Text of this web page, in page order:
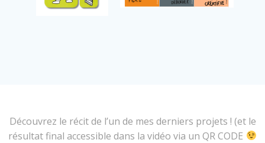
Découvrez le récit de l’un de mes derniers projets ! (et le
résultat final accessible dans la vidéo via un QR CODE